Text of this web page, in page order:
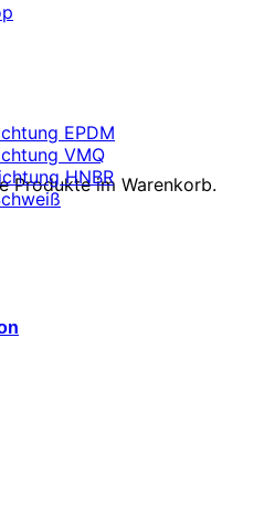
Produkte im Warenkorb.
EPDM
VMQ
HNBR